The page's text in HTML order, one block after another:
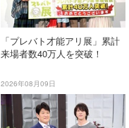
「プレバト才能アリ展」累計
来場者数40万人を突破！
2026年08月09日